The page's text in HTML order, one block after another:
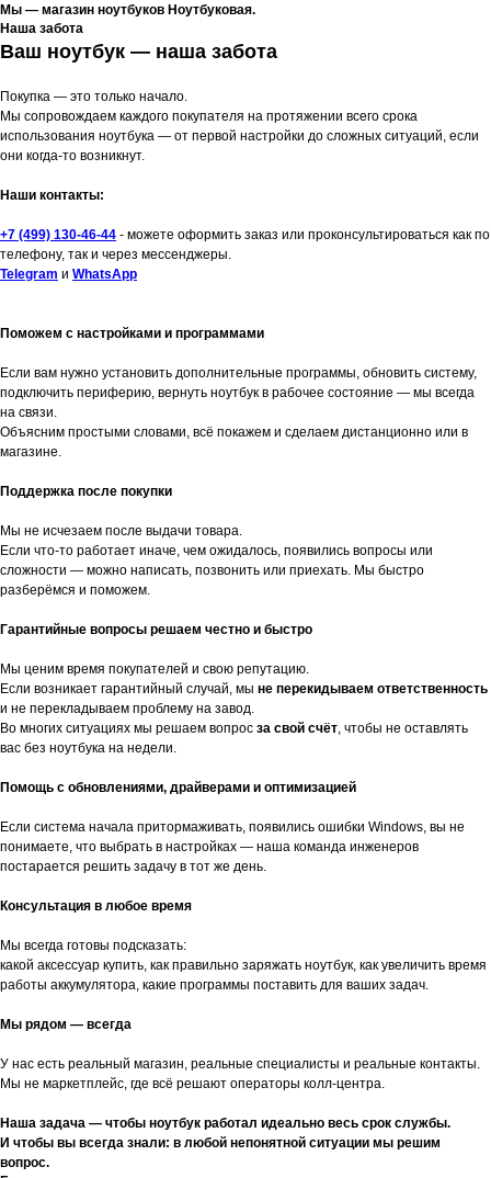
Мы — магазин ноутбуков Ноутбуковая.
Наша забота
Ваш ноутбук — наша забота
Покупка — это только начало.
Мы сопровождаем каждого покупателя на протяжении всего срока
использования ноутбука — от первой настройки до сложных ситуаций, если
они когда-то возникнут.
Наши контакты:
+7 (499) 130-46-44 - можете оформить заказ или проконсультироваться как по
телефону, так и через мессенджеры.
Telegram и WhatsApp
Поможем с настройками и программами
Если вам нужно установить дополнительные программы, обновить систему,
подключить периферию, вернуть ноутбук в рабочее состояние — мы всегда
на связи.
Объясним простыми словами, всё покажем и сделаем дистанционно или в
магазине.
Поддержка после покупки
Мы не исчезаем после выдачи товара.
Если что-то работает иначе, чем ожидалось, появились вопросы или
сложности — можно написать, позвонить или приехать. Мы быстро
разберёмся и поможем.
Гарантийные вопросы решаем честно и быстро
Мы ценим время покупателей и свою репутацию.
Если возникает гарантийный случай, мы не перекидываем ответственность
и не перекладываем проблему на завод.
Во многих ситуациях мы решаем вопрос за свой счёт, чтобы не оставлять
вас без ноутбука на недели.
Помощь с обновлениями, драйверами и оптимизацией
Если система начала притормаживать, появились ошибки Windows, вы не
понимаете, что выбрать в настройках — наша команда инженеров
постарается решить задачу в тот же день.
Консультация в любое время
Мы всегда готовы подсказать:
какой аксессуар купить, как правильно заряжать ноутбук, как увеличить время
работы аккумулятора, какие программы поставить для ваших задач.
Мы рядом — всегда
У нас есть реальный магазин, реальные специалисты и реальные контакты.
Мы не маркетплейс, где всё решают операторы колл-центра.
Наша задача — чтобы ноутбук работал идеально весь срок службы.
И чтобы вы всегда знали: в любой непонятной ситуации мы решим
вопрос.